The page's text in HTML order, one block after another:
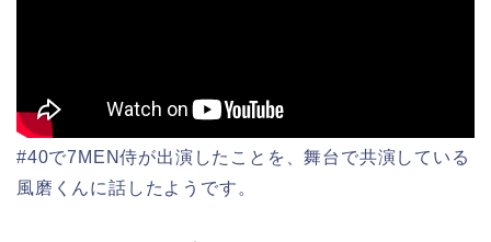
#40で7MEN侍が出演したことを、舞台で共演している
風磨くんに話したようです。